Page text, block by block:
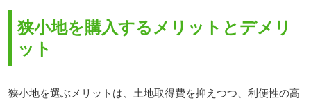
狭小地を購入するメリットとデメリ
ット
狭小地を選ぶメリットは、土地取得費を抑えつつ、利便性の高